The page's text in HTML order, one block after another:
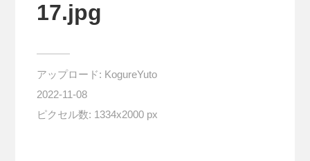
17.jpg
アップロード: KogureYuto
2022-11-08
ピクセル数: 1334x2000 px